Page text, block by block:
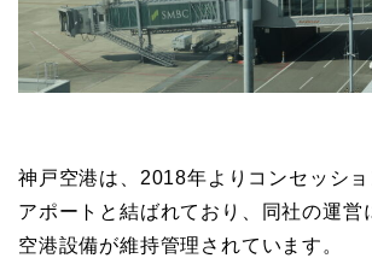
神戸空港は、2018年よりコンセッシ
アポートと結ばれており、同社の運営
空港設備が維持管理されています。